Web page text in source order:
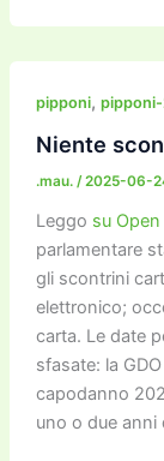
c
e
b
o
o
k
itt
er
pipponi,
Niente
.mau. /2025-06-
Leggo su Open
parlamentare
gli scontrini
elettronico;
carta. Le date
sfasate: la
capodanno
uno o due anni